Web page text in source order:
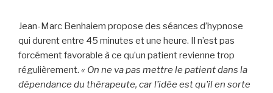
Jean-Marc Benhaiem propose des séances d’hypnose
qui durent entre 45 minutes et une heure. Il n’est pas
forcément favorable à ce qu’un patient revienne trop
régulièrement. « On ne va pas mettre le patient dans la
dépendance du thérapeute, car l’idée est qu’il en sorte